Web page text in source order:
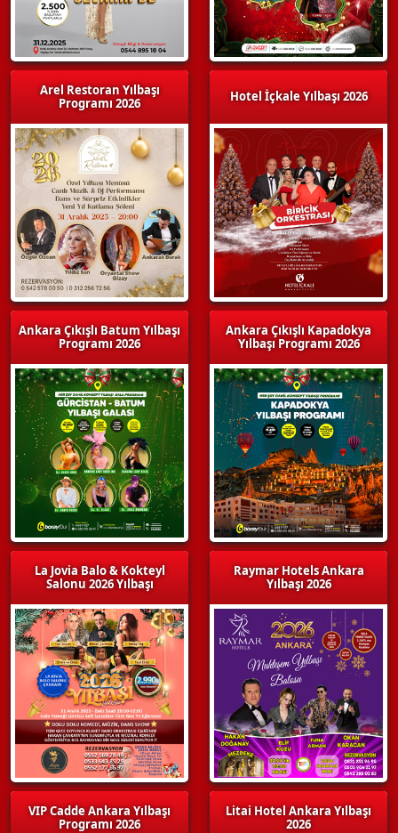
Arel Restoran Yılbaşı
Programı 2026
Ankara Çıkışlı Batum Yılbaşı
Programı 2026
La Jovia Balo & Kokteyl
Salonu 2026 Yılbaşı
VIP Cadde Ankara Yılbaşı
Programı 2026
Hotel İçkale Yılbaşı 2026
Ankara Çıkışlı Kapadokya
Yılbaşı Programı 2026
Raymar Hotels Ankara
Yılbaşı 2026
Litai Hotel Ankara Yılbaşı
2026